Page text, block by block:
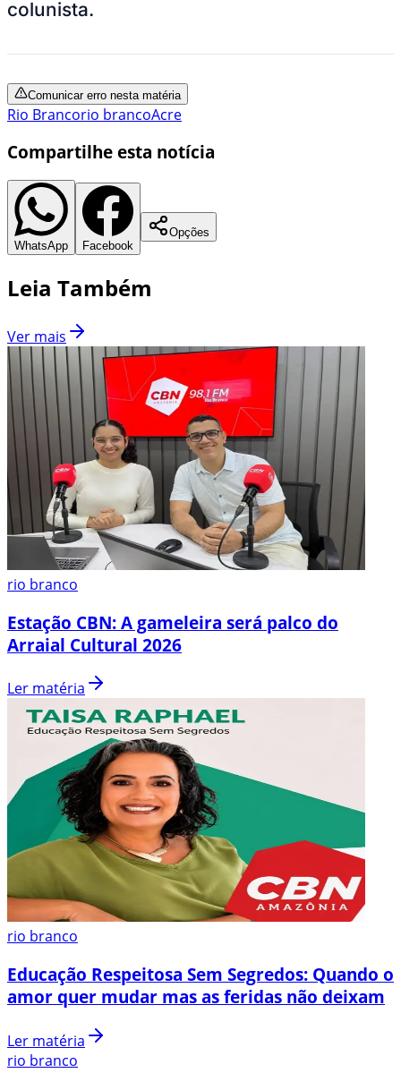
colunista.
Comunicar erro nesta matéria
Rio Brancorio brancoAcre
Compartilhe esta notícia
WhatsApp Facebook
Opções
Leia Também
Ver mais
rio branco
Estação CBN: A gameleira será palco do
Arraial Cultural 2026
Ler matéria
rio branco
Educação Respeitosa Sem Segredos: Quando o
amor quer mudar mas as feridas não deixam
Ler matéria
rio branco